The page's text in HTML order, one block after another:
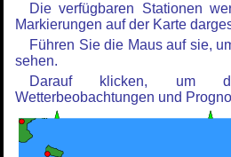
Die verfügbaren Stationen
Markierungen auf der Karte
Führen Sie die Maus auf sie,
sehen.
Darauf klicken, um
Wetterbeobachtungen und